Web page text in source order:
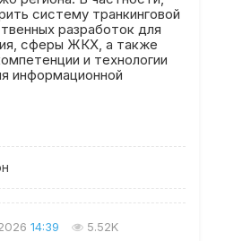
систему транкинговой
разработок для
сферы ЖКХ, а также
и технологии
информационной
14:39 5.52K